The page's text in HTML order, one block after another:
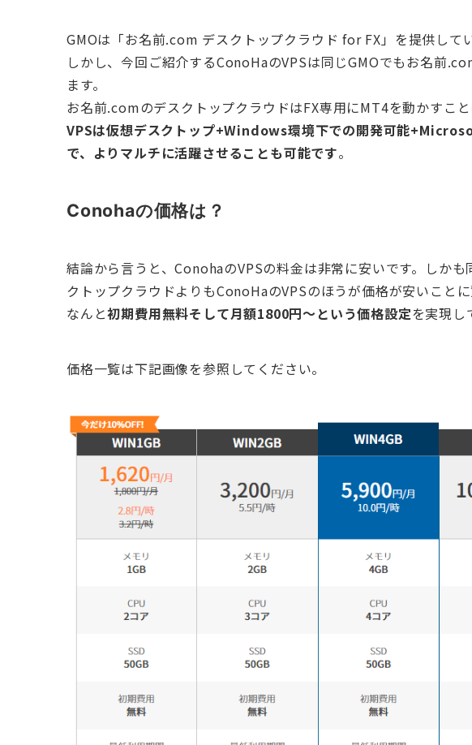
GMOは「お名前.com デスクトップクラウド for FX」を提供してい
しかし、今回ご紹介するConoHaのVPSは同じGMOでもお名前
ます。
お名前.comのデスクトップクラウドはFX専用にMT4を動かすこと
VPSは仮想デスクトップ+Windows環境下での開発可能
で、よりマルチに活躍させることも可能です。
Conohaの価格は？
結論から言うと、ConohaのVPSの料金は非常に安いです。しか
クトップクラウドよりもConoHaのVPSのほうが価格が安いことに
なんと初期費用無料そして月額1800円～という価格設定を実現し
価格一覧は下記画像を参照してください。